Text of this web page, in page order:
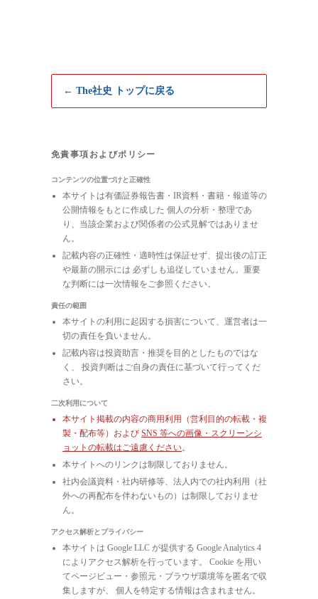
← The社史 トップに戻る
免責事項およびポリシー
コンテンツの位置づけと正確性
本サイトは有価証券報告書・IR資料・書籍・報道等の
公開情報をもとに作成した 個人の分析・整理であ
り、当該企業および関係者の公式見解ではありませ
ん。
記載内容の正確性・適時性は保証せず、提出後の訂正
や最新の開示には 必ずしも追従していません。重要
な判断には一次情報をご参照ください。
責任の範囲
本サイトの利用に起因する損害について、運営者は一
切の責任を負いません。
記載内容は投資助言・推奨を目的としたものではな
く、 投資判断はご自身の責任に基づいて行ってくだ
さい。
二次利用について
本サイト掲載の内容の商用利用（営利目的の転載・複
製・配布等）および SNS 等への画像・スクリーンシ
ョットの転載はご遠慮ください。
本サイトへのリンクは制限しておりません。
社内会議資料・社内研修等、法人内での社内利用（社
外への再配布を伴わないもの）は制限しておりませ
ん。
アクセス解析とプライバシー
本サイトは Google LLC が提供する Google Analytics 4
によりアクセス解析を行っています。 Cookie を用い
てページビュー・参照元・ブラウザ環境等を匿名で収
集しますが、 個人を特定する情報は含まれません。